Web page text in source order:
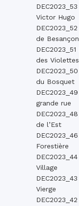
Victor Hugo
de Besançon
des Violettes
du Bosquet
grande rue
de l’Est
Forestière
Village
Vierge